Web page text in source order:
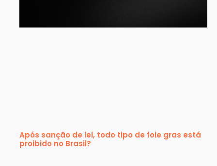
Após sanção de lei, todo tipo de foie gras está
proibido no Brasil?